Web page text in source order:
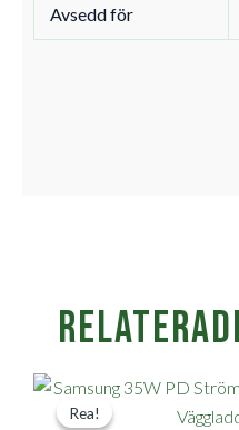
Avsedd för
Rea!
Rea!